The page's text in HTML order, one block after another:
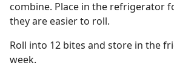
combine. Place in the refrigerator
they are easier to roll.
Roll into 12 bites and store in the
week.